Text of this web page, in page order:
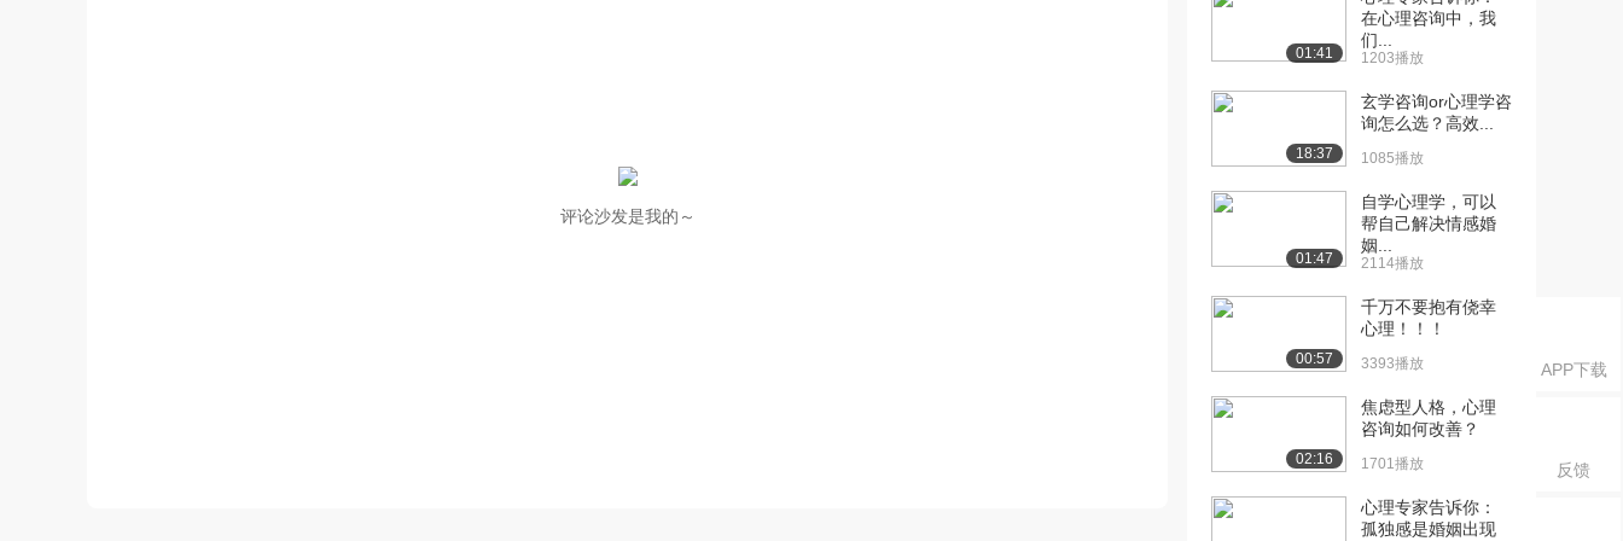
APP下载
反馈
评论沙发是我的～
01:41
在心理咨询中，我
们...
1203播放
18:37
玄学咨询or心理学咨
询怎么选？高效...
1085播放
01:47
自学心理学，可以
帮自己解决情感婚
姻...
2114播放
00:57
千万不要抱有侥幸
心理！！！
3393播放
02:16
焦虑型人格，心理
咨询如何改善？
1701播放
心理专家告诉你：
孤独感是婚姻出现